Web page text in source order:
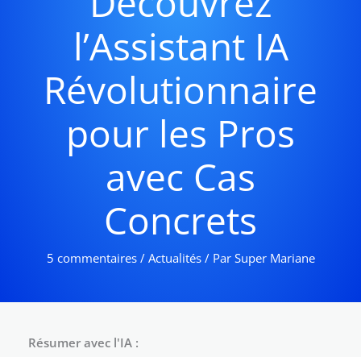
l’Assistant IA
Révolutionnaire
pour les Pros
avec Cas
Concrets
5 commentaires / Actualités/ Par Super Mariane
Résumer avec l'IA :